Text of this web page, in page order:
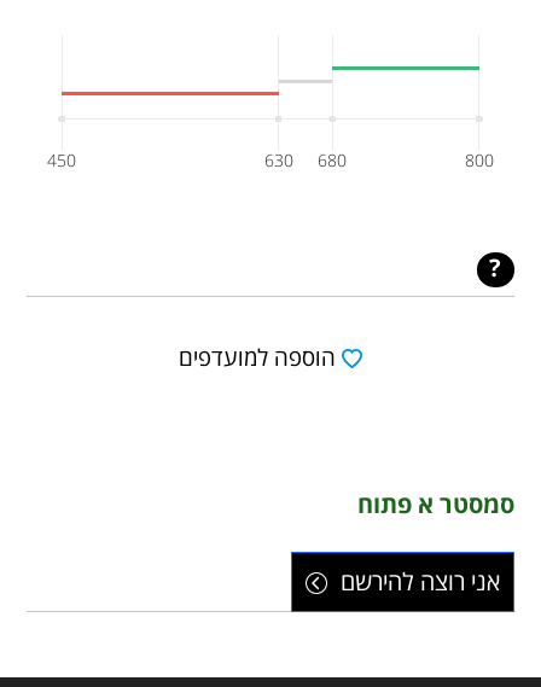
450 630 680 800
הוספה למועדפים
סמסטר א פתוח
אני רוצה להירשם